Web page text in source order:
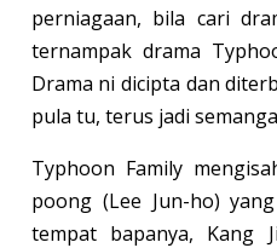
perniagaan, bila cari
ternampak drama
Drama ni dicipta dan
pula tu, terus jadi
Typhoon Family
poong (Lee Jun-ho)
tempat bapanya, Kang